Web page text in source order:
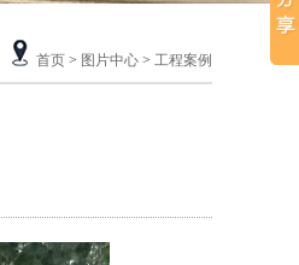
首页 > 图片中心 > 工程案例